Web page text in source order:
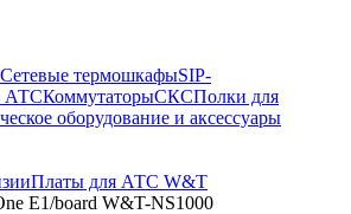
Сетевые термошкафыSIP-
АТСКоммутаторыСКСПолки для
оборудование и аксессуары
Платы для АТС W&T
E1/board W&T-NS1000